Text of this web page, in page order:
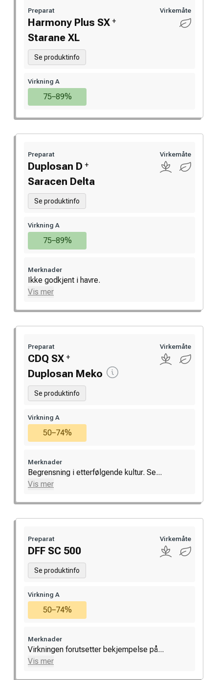
Preparat
Harmony Plus SX +
Starane XL
Se produktinfo
Virkemåte
Virkning A
75–89%
Preparat
Duplosan D +
Saracen Delta
Se produktinfo
Virkemåte
Virkning A
75–89%
Merknader
Ikke godkjent i havre.
Vis mer
Preparat
CDQ SX +
Duplosan Meko
Se produktinfo
Virkemåte
Virkning A
50–74%
Merknader
Begrensning i etterfølgende kultur. Se...
Vis mer
Preparat
DFF SC 500
Se produktinfo
Virkemåte
Virkning A
50–74%
Merknader
Virkningen forutsetter bekjempelse på...
Vis mer